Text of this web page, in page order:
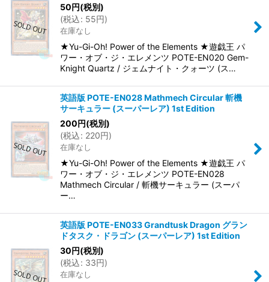
50円(税別)
(税込: 55円)
在庫なし
★Yu-Gi-Oh! Power of the Elements ★遊戯王 パ
ワー・オブ・ジ・エレメンツ POTE-EN020 Gem-
Knight Quartz / ジェムナイト・クォーツ (ス…
英語版 POTE-EN028 Mathmech Circular 斬機
サーキュラー (スーパーレア) 1st Edition
200円(税別)
(税込: 220円)
在庫なし
★Yu-Gi-Oh! Power of the Elements ★遊戯王 パ
ワー・オブ・ジ・エレメンツ POTE-EN028
Mathmech Circular / 斬機サーキュラー (スーパ
ー…
英語版 POTE-EN033 Grandtusk Dragon グラン
ドタスク・ドラゴン (スーパーレア) 1st Edition
30円(税別)
(税込: 33円)
在庫なし